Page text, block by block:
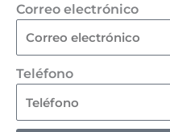
Correo electrónico
Teléfono